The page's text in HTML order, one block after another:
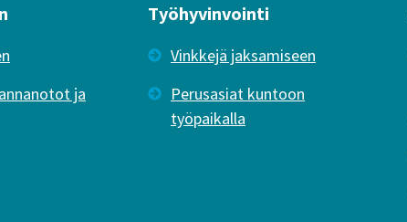
ja
Työhyvinvointi
Vinkkejä jaksamiseen
Perusasiat kuntoon
työpaikalla